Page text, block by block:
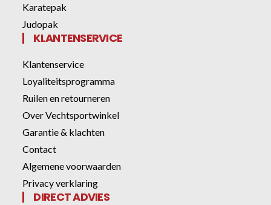
Karatepak
Judopak
KLANTENSERVICE
Klantenservice
Loyaliteitsprogramma
Ruilen en retourneren
Over Vechtsportwinkel
Garantie & klachten
Contact
Algemene voorwaarden
Privacy verklaring
DIRECT ADVIES